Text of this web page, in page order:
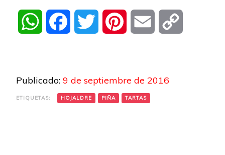
WhatsAppFacebook Twitter Pinterest Email
Publicado: 9 de septiembre de 2016
ETIQUETAS: HOJALDRE PIÑA TARTAS